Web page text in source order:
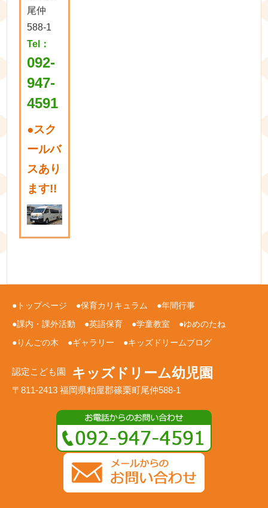
尾仲
588-1
Tel：
092-
947-
4591
●スク
ールバ
スあり
ます!!
トップページ 保育カリキュラム
年間行事
課内・課外活動
英語保育 学童教室
ゆめのたね
りんごの木
ギャラリー キッズドリームブログ
認定こども園 キッズドリーム幼児園
〒811-2413 福岡県粕屋郡篠栗町尾仲588-1